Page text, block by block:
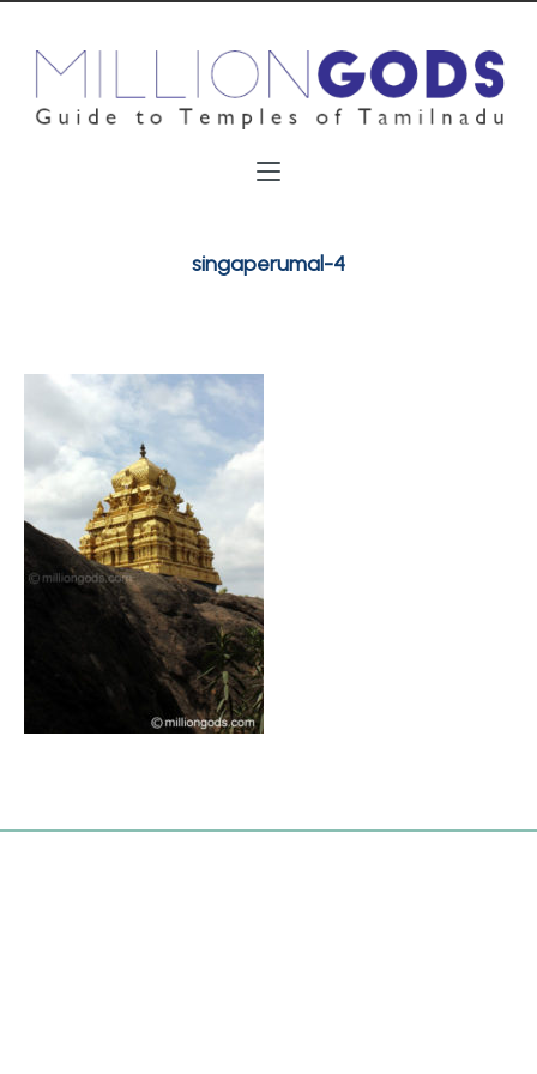
singaperumal-4